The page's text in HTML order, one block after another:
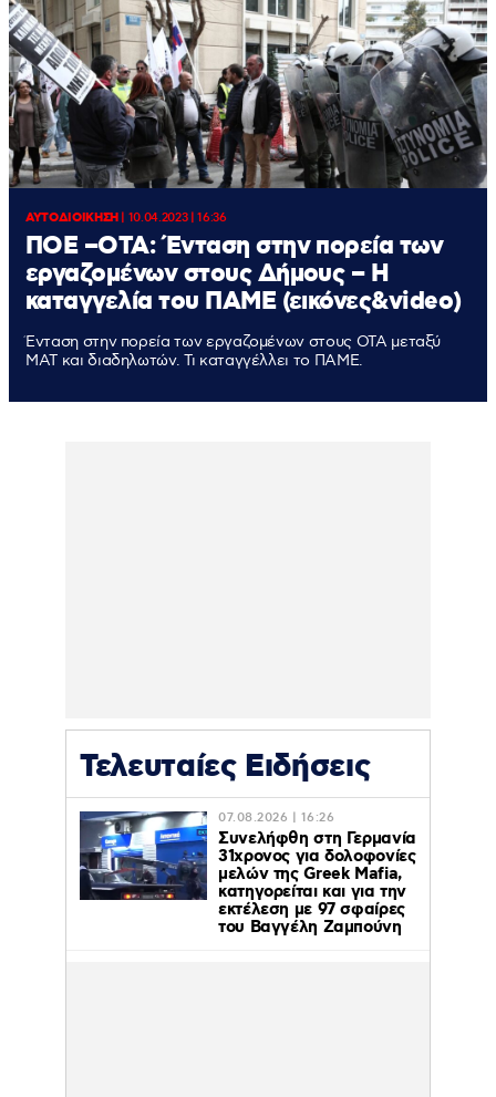
ΑΥΤΟΔΙΟΙΚΗΣΗ| 10.04.2023 | 16:36
ΠΟΕ –ΟΤΑ: Ένταση στην πορεία των
εργαζομένων στους Δήμους – Η
καταγγελία του ΠΑΜΕ (εικόνες&video)
Ένταση στην πορεία των εργαζομένων στους ΟΤΑ μεταξύ
ΜΑΤ και διαδηλωτών. Τι καταγγέλλει το ΠΑΜΕ.
Τελευταίες Ειδήσεις
07.08.2026 | 16:26
Συνελήφθη στη Γερμανία
31χρονος για δολοφονίες
μελών της Greek Mafia,
κατηγορείται και για την
εκτέλεση με 97 σφαίρες
του Βαγγέλη Ζαμπούνη